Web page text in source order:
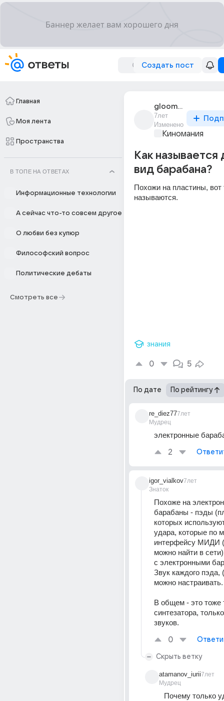
Создать пост
Главная
Моя лента
Пространства
В ТОПЕ НА ОТВЕТАХ
Информационные технологии
А сейчас что-то совсем другое
О любви без купюр
Философский вопрос
Политические дебаты
Смотреть все
gloomen
7лет
Изменено
Киномания
Как называется
вид барабана?
Похожи на пластины, вот
называются.
знания
0 5
По дате По рейтингу
re_diez77
Мудрец
7лет
электронные
2
igor_vialkov
Знаток
7лет
Похоже на
барабаны - пэды
которых
удара, которые по
интерфейсу МИДИ
можно найти в
с электронными
Звук каждого пэда,
можно настраивать.
В общем - это тоже
синтезатора,
звуков.
0
Скрыть ветку
atamanov_iurii
Мудрец
7лет
Почему только